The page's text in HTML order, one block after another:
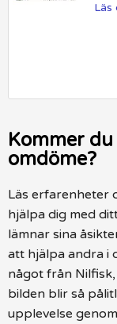
Läs
Kommer
omdöme?
Läs erfarenheter
hjälpa dig med
lämnar sina
att hjälpa andra i
något från
bilden blir så
upplevelse